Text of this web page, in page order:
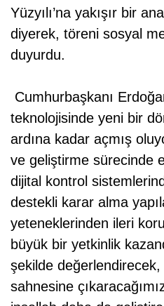
Yüzyılı’na yakışır bir
diyerek, töreni sosyal
duyurdu.
Cumhurbaşkanı
teknolojisinde yeni bir
ardına kadar açmış
ve geliştirme sürecinde
dijital kontrol
destekli karar alma
yeteneklerinden ileri
büyük bir yetkinlik
şekilde
sahnesine